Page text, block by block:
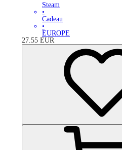
Steam
•
Cadeau
•
EUROPE
27.55 EUR